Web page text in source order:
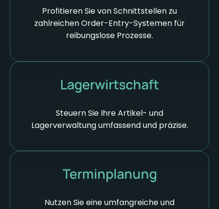
Profitieren Sie von Schnittstellen zu
zahlreichen Order-Entry-Systemen für
reibungslose Prozesse.
Lagerwirtschaft
Steuern Sie Ihre Artikel- und
Lagerverwaltung umfassend und präzise.
Terminplanung
Nutzen Sie eine umfangreiche und